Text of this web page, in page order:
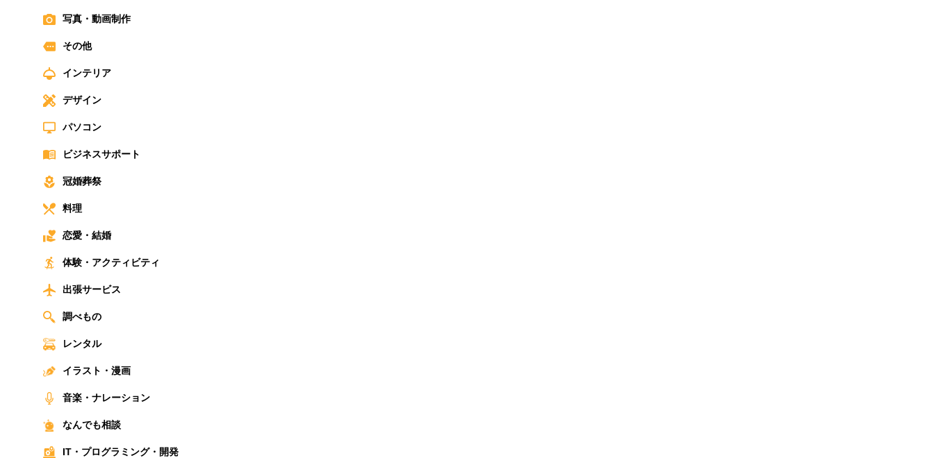
写真・動画制作
その他
インテリア
デザイン
パソコン
ビジネスサポート
冠婚葬祭
料理
恋愛・結婚
体験・アクティビティ
出張サービス
調べもの
レンタル
イラスト・漫画
音楽・ナレーション
なんでも相談
IT・プログラミング・開発